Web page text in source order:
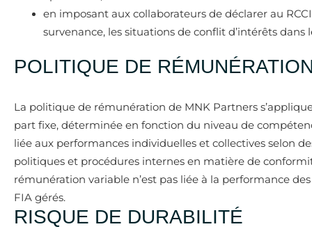
en imposant aux collaborateurs de déclarer au
survenance, les situations de conflit d’intérêts
POLITIQUE DE
La politique de rémunération de MNK Partners
part fixe, déterminée en fonction du niveau de
liée aux performances individuelles et collectives selon
politiques et procédures internes en matière de
rémunération variable n’est pas liée à la performance
FIA gérés.
RISQUE DE DURABILITÉ